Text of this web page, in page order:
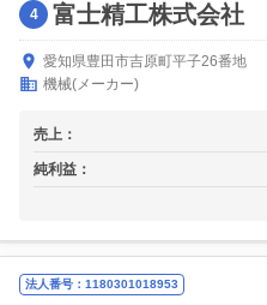
4 富士精工株式会社
愛知県豊田市吉原町平子26番地
機械(メーカー)
売上：
純利益：
法人番号：1180301018953